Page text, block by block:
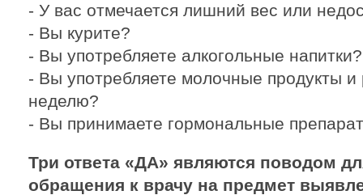
- У вас отмечается лишний вес или
- Вы курите?
- Вы употребляете алкогольные напитки?
- Вы употребляете молочные продукты
неделю?
- Вы принимаете гормональные
Три ответа «ДА» являются поводом
обращения к врачу на предмет